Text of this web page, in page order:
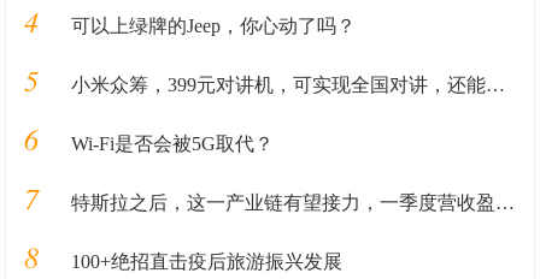
4 可以上绿牌的Jeep，你心动了吗？
5 小米众筹，399元对讲机，可实现全国对讲，还能连手机？
6 Wi-Fi是否会被5G取代？
7 特斯拉之后，这一产业链有望接力，一季度营收盈利均创历史纪录
8 100+绝招直击疫后旅游振兴发展